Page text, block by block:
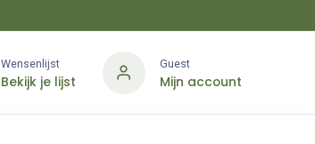
Wensenlijst
Bekijk je lijst
Guest
Mijn account